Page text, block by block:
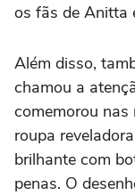
os fãs de Anitta
Além disso,
chamou a
comemorou nas
roupa
brilhante com
penas. O